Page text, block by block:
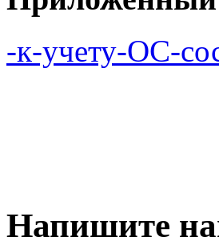
-к-учету-ОС-
Напишите